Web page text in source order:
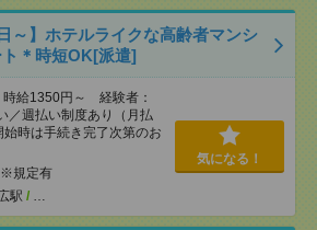
～】ホテルライクな高齢者マンシ
＊時短OK[派遣]
時給1350円～ 経験者：
週払い制度あり（月払
時は手続き完了次第のお
※規定有
駅 / …
気になる！